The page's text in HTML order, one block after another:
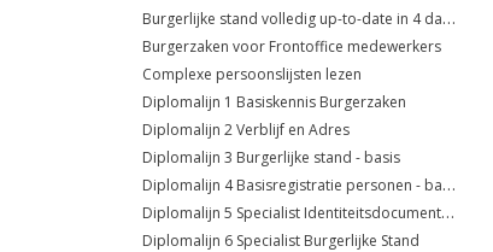
Burgerlijke stand volledig up-to-date in 4 dagen
Burgerzaken voor Frontoffice medewerkers
Complexe persoonslijsten lezen
Diplomalijn 1 Basiskennis Burgerzaken
Diplomalijn 2 Verblijf en Adres
Diplomalijn 3 Burgerlijke stand - basis
Diplomalijn 4 Basisregistratie personen - basis
Diplomalijn 5 Specialist Identiteitsdocumenten
Diplomalijn 6 Specialist Burgerlijke Stand